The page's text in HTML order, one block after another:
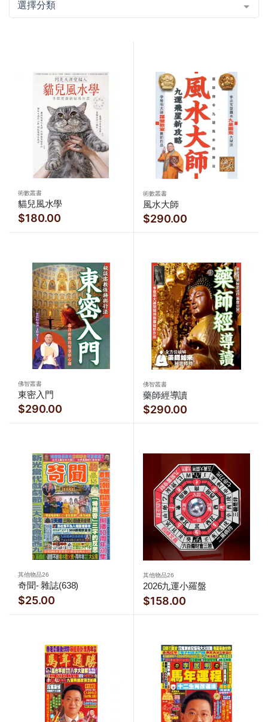
選擇分類
術數叢書
貓兒風水學
$180.00
術數叢書
風水大師
$290.00
佛智叢書
東密入門
$290.00
佛智叢書
藥師經導讀
$290.00
其他物品26
奇聞- 雜誌(638)
$25.00
其他物品26
2026九運小羅盤
$158.00